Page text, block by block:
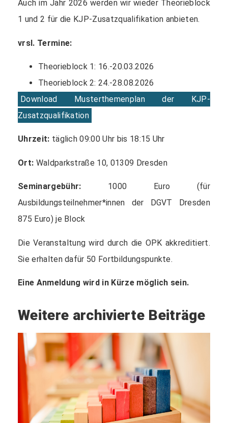
Auch im Jahr 2026 werden wir wieder Theorieblock
1 und 2 für die KJP-Zusatzqualifikation anbieten.
vrsl. Termine:
Theorieblock 1: 16.-20.03.2026
Theorieblock 2: 24.-28.08.2026
Download Musterthemenplan der KJP-
Zusatzqualifikation
Uhrzeit: täglich 09:00 Uhr bis 18:15 Uhr
Ort: Waldparkstraße 10, 01309 Dresden
Seminargebühr: 1000 Euro (für
Ausbildungsteilnehmer*innen der DGVT Dresden
875 Euro) je Block
Die Veranstaltung wird durch die OPK akkreditiert.
Sie erhalten dafür 50 Fortbildungspunkte.
Eine Anmeldung wird in Kürze möglich sein.
Weitere archivierte Beiträge